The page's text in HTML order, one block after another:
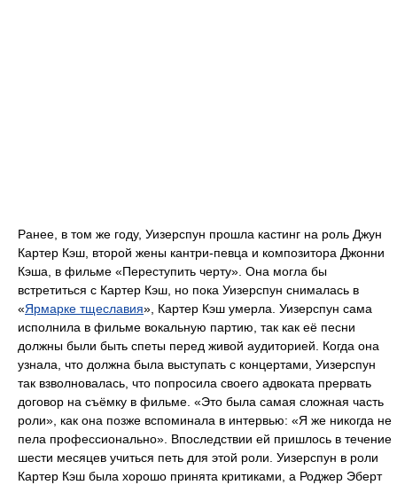
Ранее, в том же году, Уизерспун прошла кастинг на роль Джун
Картер Кэш, второй жены кантри-певца и композитора Джонни
Кэша, в фильме «Переступить черту». Она могла бы
встретиться с Картер Кэш, но пока Уизерспун снималась в
«Ярмарке тщеславия», Картер Кэш умерла. Уизерспун сама
исполнила в фильме вокальную партию, так как её песни
должны были быть спеты перед живой аудиторией. Когда она
узнала, что должна была выступать с концертами, Уизерспун
так взволновалась, что попросила своего адвоката прервать
договор на съёмку в фильме. «Это была самая сложная часть
роли», как она позже вспоминала в интервью: «Я же никогда не
пела профессионально». Впоследствии ей пришлось в течение
шести месяцев учиться петь для этой роли. Уизерспун в роли
Картер Кэш была хорошо принята критиками, а Роджер Эберт